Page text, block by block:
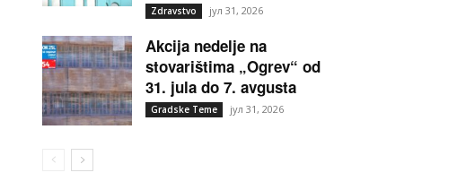
Zdravstvo јул 31, 2026
Akcija nedelje na
stovarištima „Ogrev“ od
31. jula do 7. avgusta
Gradske Teme јул 31, 2026